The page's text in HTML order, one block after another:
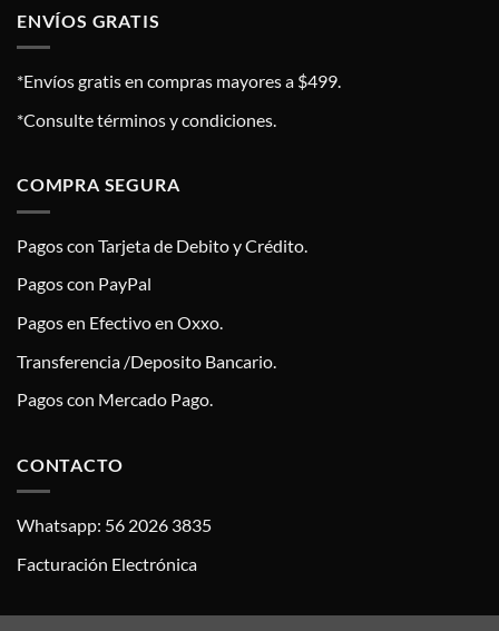
ENVÍOS GRATIS
*Envíos gratis en compras mayores a $499.
*Consulte términos y condiciones.
COMPRA SEGURA
Pagos con Tarjeta de Debito y Crédito.
Pagos con PayPal
Pagos en Efectivo en Oxxo.
Transferencia /Deposito Bancario.
Pagos con Mercado Pago.
CONTACTO
Whatsapp: 56 2026 3835
Facturación Electrónica